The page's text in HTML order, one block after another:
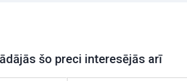
šo preci interesējās arī